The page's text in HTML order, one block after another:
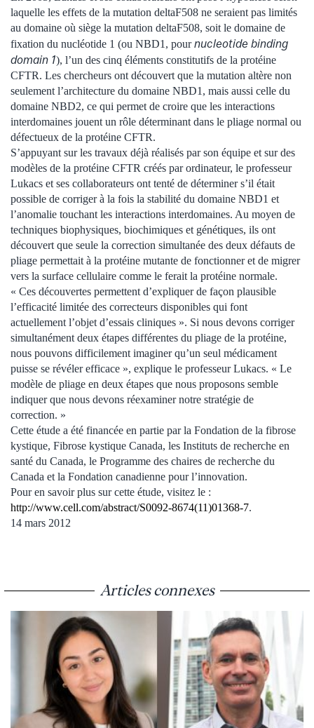
laquelle les effets de la mutation deltaF508 ne seraient pas limités
au domaine où siège la mutation deltaF508, soit le domaine de
fixation du nucléotide 1 (ou NBD1, pournucleotide binding
domain 1), l’un des cinq éléments constitutifs de la protéine
CFTR. Les chercheurs ont découvert que la mutation altère non
seulement l’architecture du domaine NBD1, mais aussi celle du
domaine NBD2, ce qui permet de croire que les interactions
interdomaines jouent un rôle déterminant dans le pliage normal ou
défectueux de la protéine CFTR.
S’appuyant sur les travaux déjà réalisés par son équipe et sur des
modèles de la protéine CFTR créés par ordinateur, le professeur
Lukacs et ses collaborateurs ont tenté de déterminer s’il était
possible de corriger à la fois la stabilité du domaine NBD1 et
l’anomalie touchant les interactions interdomaines. Au moyen de
techniques biophysiques, biochimiques et génétiques, ils ont
découvert que seule la correction simultanée des deux défauts de
pliage permettait à la protéine mutante de fonctionner et de migrer
vers la surface cellulaire comme le ferait la protéine normale.
« Ces découvertes permettent d’expliquer de façon plausible
l’efficacité limitée des correcteurs disponibles qui font
actuellement l’objet d’essais cliniques ». Si nous devons corriger
simultanément deux étapes différentes du pliage de la protéine,
nous pouvons difficilement imaginer qu’un seul médicament
puisse se révéler efficace », explique le professeur Lukacs. « Le
modèle de pliage en deux étapes que nous proposons semble
indiquer que nous devons réexaminer notre stratégie de
correction. »
Cette étude a été financée en partie par la Fondation de la fibrose
kystique, Fibrose kystique Canada, les Instituts de recherche en
santé du Canada, le Programme des chaires de recherche du
Canada et la Fondation canadienne pour l’innovation.
Pour en savoir plus sur cette étude, visitez le :
http://www.cell.com/abstract/S0092-8674(11)01368-7.
14 mars 2012
Articles connexes